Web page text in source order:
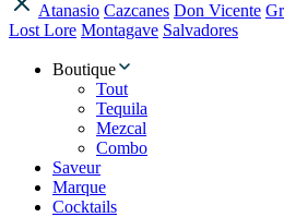
Atanasio Cazcanes Don Vicente
Lost Lore Montagave Salvadores
Boutique
Tout
Tequila
Mezcal
Combo
Saveur
Marque
Cocktails